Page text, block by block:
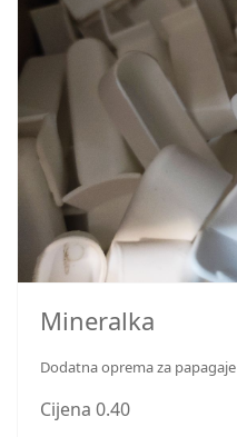
Mineralka
Dodatna oprema za papagaje
Cijena 0.40